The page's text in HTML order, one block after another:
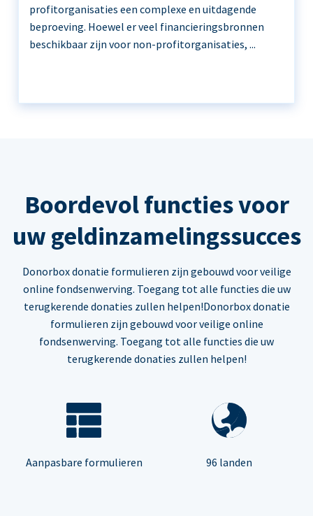
profitorganisaties een complexe en uitdagende
beproeving. Hoewel er veel financieringsbronnen
beschikbaar zijn voor non-profitorganisaties, ...
Boordevol functies voor
uw geldinzamelingssucces
Donorbox donatie formulieren zijn gebouwd voor veilige
online fondsenwerving. Toegang tot alle functies die uw
terugkerende donaties zullen helpen!Donorbox donatie
formulieren zijn gebouwd voor veilige online
fondsenwerving. Toegang tot alle functies die uw
terugkerende donaties zullen helpen!
Aanpasbare formulieren 96 landen